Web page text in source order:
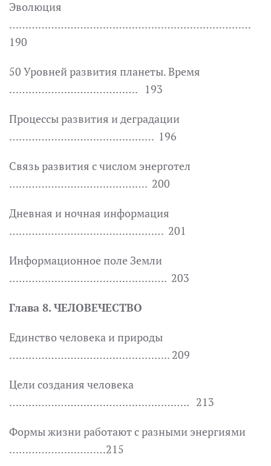
Эволюция
…………………………………………………………………
190
50 Уровней развития планеты. Время
…………………………………. 193
Процессы развития и деградации
……………………………………… 196
Связь развития с числом энерготел
……………………………………. 200
Дневная и ночная информация
………………………………………… 201
Информационное поле Земли
…………………………………………. 203
Глава 8. ЧЕЛОВЕЧЕСТВО
Единство человека и природы
………………………………………….. 209
Цели создания человека
……………………………………………….. 213
Формы жизни работают с разными энергиями
…………………………215